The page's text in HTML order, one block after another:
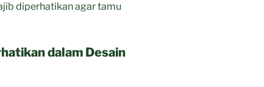
diperhatikan agar tamu
dalam Desain